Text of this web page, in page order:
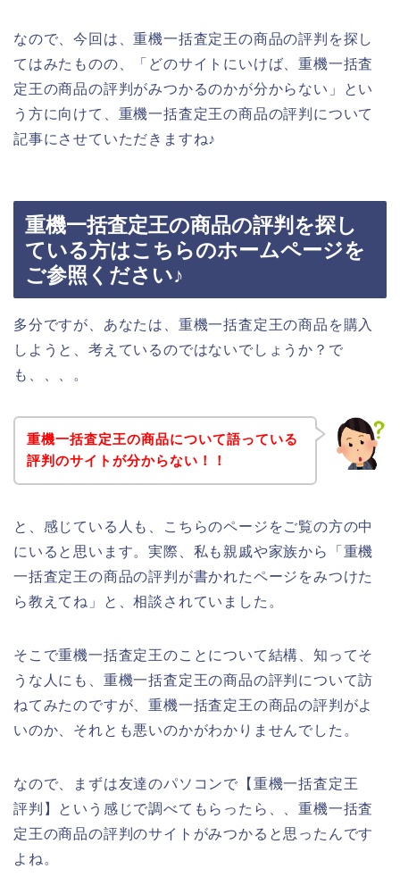
なので、今回は、重機一括査定王の商品の評判を探し
てはみたものの、「どのサイトにいけば、重機一括査
定王の商品の評判がみつかるのかが分からない」とい
う方に向けて、重機一括査定王の商品の評判について
記事にさせていただきますね♪
重機一括査定王の商品の評判を探し
ている方はこちらのホームページを
ご参照ください♪
多分ですが、あなたは、重機一括査定王の商品を購入
しようと、考えているのではないでしょうか？で
も、、、。
重機一括査定王の商品について語っている
評判のサイトが分からない！！
と、感じている人も、こちらのページをご覧の方の中
にいると思います。実際、私も親戚や家族から「重機
一括査定王の商品の評判が書かれたページをみつけた
ら教えてね」と、相談されていました。
そこで重機一括査定王のことについて結構、知ってそ
うな人にも、重機一括査定王の商品の評判について訪
ねてみたのですが、重機一括査定王の商品の評判がよ
いのか、それとも悪いのかがわかりませんでした。
なので、まずは友達のパソコンで【重機一括査定王
評判】という感じで調べてもらったら、、重機一括査
定王の商品の評判のサイトがみつかると思ったんです
よね。